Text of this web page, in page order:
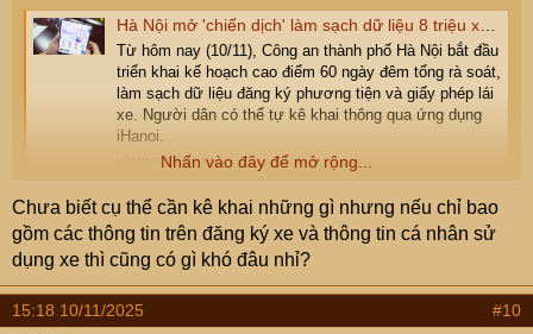
Hà Nội mở 'chiến dịch' làm sạch dữ liệu 8 triệu xe, người dân kê khai qua iHanoi
Từ hôm nay (10/11), Công an thành phố Hà Nội bắt đầu
triển khai kế hoạch cao điểm 60 ngày đêm tổng rà soát,
làm sạch dữ liệu đăng ký phương tiện và giấy phép lái
xe. Người dân có thể tự kê khai thông qua ứng dụng
iHanoi.
vietnamnet.vn
Em đọc tin này thấy hơi khó để làm trong 60 ngày, ý
tưởng tốt để quản lý nhưng khó cho người dân.
Nhấn vào đây để mở rộng...
Chưa biết cụ thể cần kê khai những gì nhưng nếu chỉ bao
gồm các thông tin trên đăng ký xe và thông tin cá nhân sử
dụng xe thì cũng có gì khó đâu nhỉ?
15:18 10/11/2025 #10